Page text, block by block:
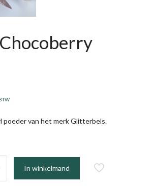
poeder van het merk Glitterbels.
In winkelmand